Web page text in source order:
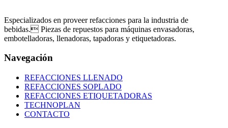
Especializados en proveer refacciones para la industria de
bebidas. Piezas de repuestos para máquinas envasadoras,
embotelladoras, llenadoras, tapadoras y etiquetadoras.
Navegación
REFACCIONES LLENADO
REFACCIONES SOPLADO
REFACCIONES ETIQUETADORAS
TECHNOPLAN
CONTACTO